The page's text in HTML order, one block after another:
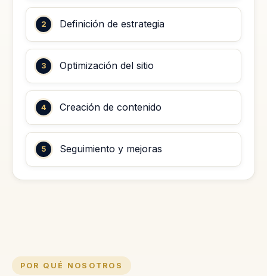
Definición de estrategia
Optimización del sitio
Creación de contenido
Seguimiento y mejoras
POR QUÉ NOSOTROS